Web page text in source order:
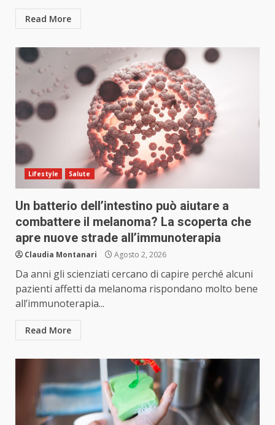
Read More
Lifestyle Salute
Un batterio dell’intestino può aiutare a
combattere il melanoma? La scoperta che
apre nuove strade all’immunoterapia
Claudia Montanari Agosto 2, 2026
Da anni gli scienziati cercano di capire perché alcuni
pazienti affetti da melanoma rispondano molto bene
all’immunoterapia...
Read More